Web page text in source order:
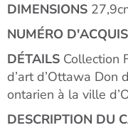
DIMENSIONS
NUMÉRO
DÉTAILS Collection
d’art d’Ottawa Don
ontarien à la ville
DESCRIPTION DU